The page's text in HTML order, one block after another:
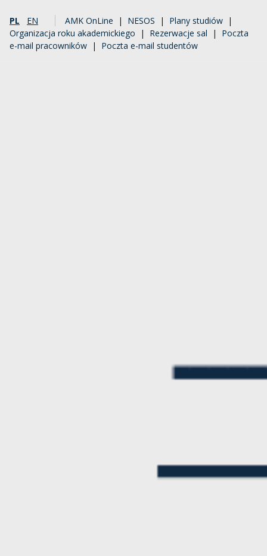
PL EN AMK OnLine | NESOS | Plany studiów |
Organizacja roku akademickiego | Rezerwacje sal | Poczta
e-mail pracowników | Poczta e-mail studentów